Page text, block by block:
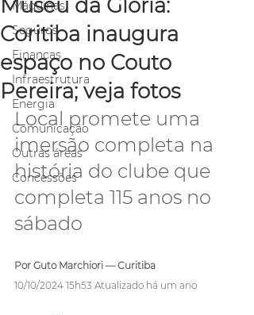
Máquinas
Seguros
Finanças
Infraestrutura
Energia
Comunicação
Outras áreas
Concessões
Museu da Glória:
Coritiba inaugura
espaço no Couto
Pereira; veja fotos
Local promete uma
imersão completa na
história do clube que
completa 115 anos no
sábado
Por Guto Marchiori — Curitiba
10/10/2024 15h53 Atualizado há um ano